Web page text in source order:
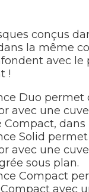
conçus
la même
avec le
!
Duo permet
avec une
dans
Solid
avec une
sous plan.
Compact
avec